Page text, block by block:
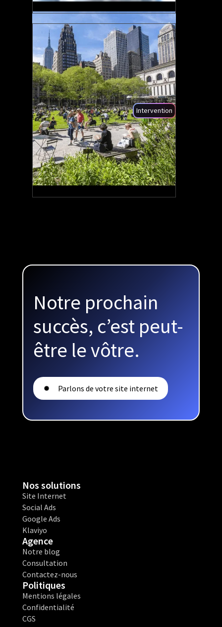
Visiteurs
Intervention
Notre prochain
succès, c’est peut-
être le vôtre.
Parlons de votre site internet
Nos solutions
Site Internet
Social Ads
Google Ads
Klaviyo
Agence
Notre blog
Consultation
Contactez-nous
Politiques
Mentions légales
Confidentialité
CGS